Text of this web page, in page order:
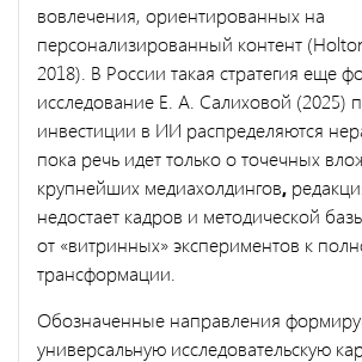
вовлечения, ориентированных на
персонализированный контент
2018). В России такая стратегия еще
исследование Е. А. Салиховой (2025)
инвестиции в ИИ распределяются
пока речь идет только о точечных
крупнейших медиахолдингов,
недостает кадров и методической
от «витринных» экспериментов к
трансформации.
Обозначенные направления
универсальную исследовательскую